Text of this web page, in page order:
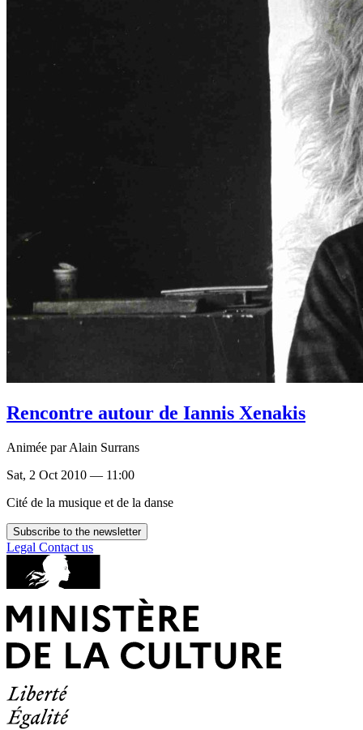
Rencontre autour de Iannis Xenakis
Animée par Alain Surrans
Sat, 2 Oct 2010 — 11:00
Cité de la musique et de la danse
Subscribe to the newsletter
Legal Contact us